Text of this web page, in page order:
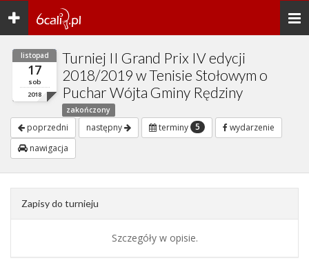
Toggle
navigation
listopad
17
sob
2018
Turniej II Grand Prix IV edycji
2018/2019 w Tenisie Stołowym o
Puchar Wójta Gminy Rędziny
zakończony
poprzedni następny terminy 5
wydarzenie
nawigacja
Zapisy do turnieju
Szczegóły w opisie.